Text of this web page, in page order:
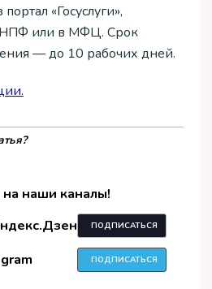
«Госуслуги»,
или в МФЦ. Срок
— до 10 рабочих дней.
наши каналы!
ПОДПИСАТЬСЯ
ПОДПИСАТЬСЯ